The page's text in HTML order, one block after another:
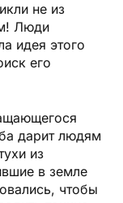
не из
Люди
идея этого
его
дарит людям
из
в земле
чтобы